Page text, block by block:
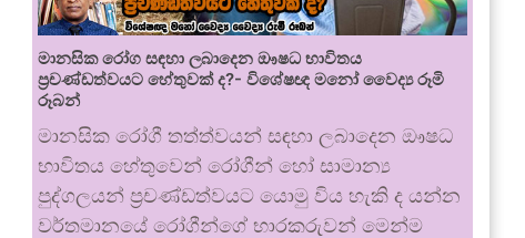
මානසික රෝග සඳහා ලබාදෙන ඖෂධ භාවිතය
ප්‍රචණ්ඩත්වයට හේතුවක් ද?- විශේෂඥ මනෝ වෛද්‍ය රූමි
රූබන්
මානසික රෝගී තත්ත්වයන් සඳහා ලබාදෙන ඖෂධ
භාවිතය හේතුවෙන් රෝගීන් හෝ සාමාන්‍ය
පුද්ගලයන් ප්‍රචණ්ඩත්වයට යොමු විය හැකි ද යන්න
වර්තමානයේ රෝගීන්ගේ භාරකරුවන් මෙන්ම